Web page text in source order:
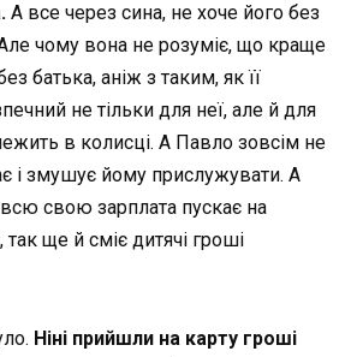
А все через сина, не хоче його без
чому вона не розуміє, що краще
батька, аніж з таким, як її
не тільки для неї, але й для
в колисці. А Павло зовсім не
і змушує йому прислужувати. А
свою зарплата пускає на
так ще й сміє дитячі гроші
Ніні прийшли на карту гроші